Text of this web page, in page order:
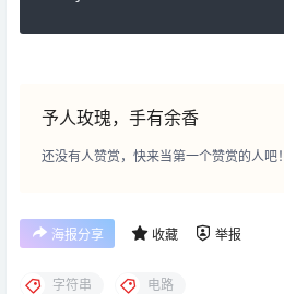
予人玫瑰，手有余香
还没有人赞赏，快来当第一个赞赏的人吧！
海报分享 收藏 举报
字符串 电路